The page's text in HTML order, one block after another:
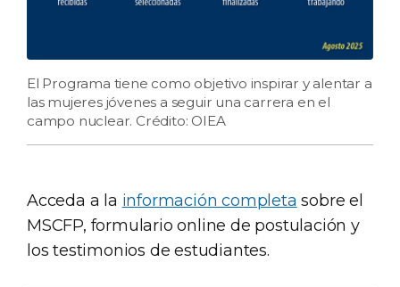
El Programa tiene como objetivo inspirar y alentar a
las mujeres jóvenes a seguir una carrera en el
campo nuclear. Crédito: OIEA
Acceda a la información completa sobre el
MSCFP, formulario online de postulación y
los testimonios de estudiantes.